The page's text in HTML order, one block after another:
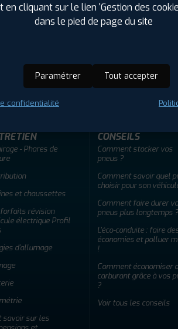
Offres d'emploi FAQ
- Phares de
et chaussettes
révision
électrique Profil
d'allumage
savoir sur les
CONSEILS
Comment stocker vos
pneus ?
Comment savoir quel
choisir pour son
Comment faire durer
pneus plus longtemps ?
L'éco-conduite : faire
économies et polluer
!
Comment économiser
carburant grâce à vos
?
Voir tous les conseils
en cliquant sur le lien 'Gestion des
dans le pied de page du site
Paramétrer Tout accepter
confidentialité